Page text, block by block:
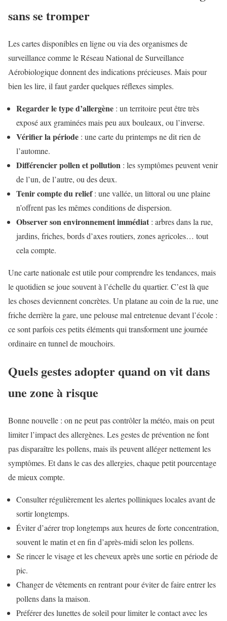
sans se tromper
Les cartes disponibles en ligne ou via des organismes de
surveillance comme le Réseau National de Surveillance
Aérobiologique donnent des indications précieuses. Mais pour
bien les lire, il faut garder quelques réflexes simples.
Regarder le type d’allergène : un territoire peut être très
exposé aux graminées mais peu aux bouleaux, ou l’inverse.
Vérifier la période : une carte du printemps ne dit rien de
l’automne.
Différencier pollen et pollution : les symptômes peuvent venir
de l’un, de l’autre, ou des deux.
Tenir compte du relief: une vallée, un littoral ou une plaine
n’offrent pas les mêmes conditions de dispersion.
Observer son environnement immédiat : arbres dans la rue,
jardins, friches, bords d’axes routiers, zones agricoles… tout
cela compte.
Une carte nationale est utile pour comprendre les tendances, mais
le quotidien se joue souvent à l’échelle du quartier. C’est là que
les choses deviennent concrètes. Un platane au coin de la rue, une
friche derrière la gare, une pelouse mal entretenue devant l’école :
ce sont parfois ces petits éléments qui transforment une journée
ordinaire en tunnel de mouchoirs.
Quels gestes adopter quand on vit dans
une zone à risque
Bonne nouvelle : on ne peut pas contrôler la météo, mais on peut
limiter l’impact des allergènes. Les gestes de prévention ne font
pas disparaître les pollens, mais ils peuvent alléger nettement les
symptômes. Et dans le cas des allergies, chaque petit pourcentage
de mieux compte.
Consulter régulièrement les alertes polliniques locales avant de
sortir longtemps.
Éviter d’aérer trop longtemps aux heures de forte concentration,
souvent le matin et en fin d’après-midi selon les pollens.
Se rincer le visage et les cheveux après une sortie en période de
pic.
Changer de vêtements en rentrant pour éviter de faire entrer les
pollens dans la maison.
Préférer des lunettes de soleil pour limiter le contact avec les